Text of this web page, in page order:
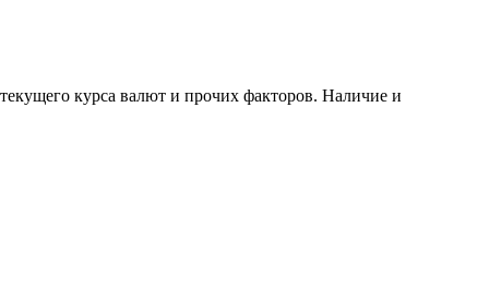
курса валют и прочих факторов. Наличие и